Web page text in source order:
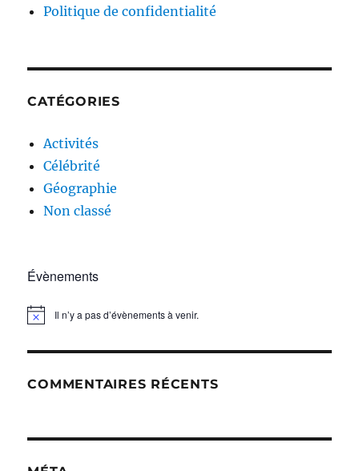
Politique de confidentialité
CATÉGORIES
Activités
Célébrité
Géographie
Non classé
Évènements
N
e
Il n’y a pas d’évènements à venir.
COMMENTAIRES RÉCENTS